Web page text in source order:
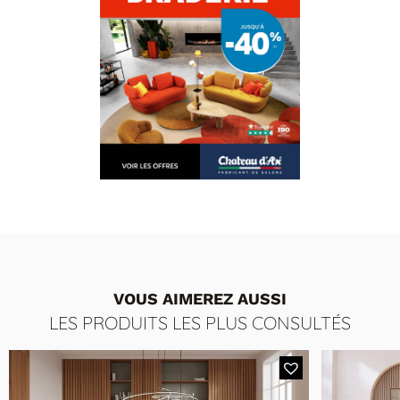
VOUS AIMEREZ AUSSI
LES PRODUITS LES PLUS CONSULTÉS